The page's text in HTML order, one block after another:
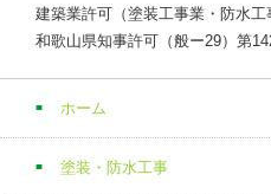
建築業許可（塗装工事業・防水工
和歌山県知事許可（般ー29）第
ホーム
塗装・防水工事